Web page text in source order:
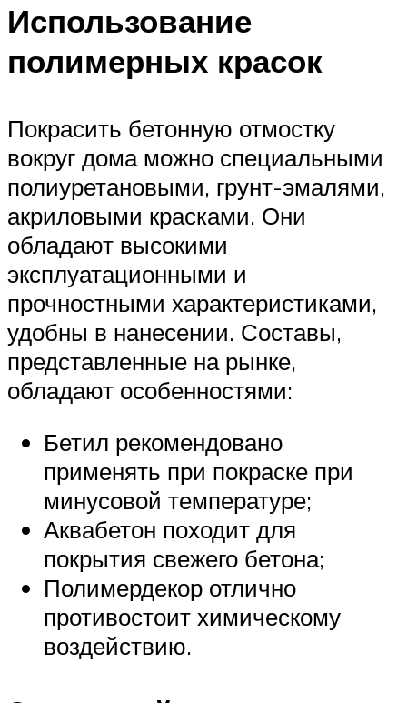
Использование
полимерных красок
Покрасить бетонную отмостку
вокруг дома можно специальными
полиуретановыми, грунт-эмалями,
акриловыми красками. Они
обладают высокими
эксплуатационными и
прочностными характеристиками,
удобны в нанесении. Составы,
представленные на рынке,
обладают особенностями:
Бетил рекомендовано
применять при покраске при
минусовой температуре;
Аквабетон походит для
покрытия свежего бетона;
Полимердекор отлично
противостоит химическому
воздействию.